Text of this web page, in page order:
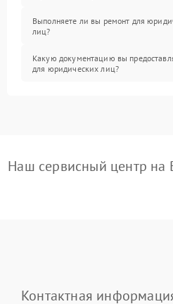
Выполняете ли вы ремонт для
лиц?
Какую документацию вы
для юридических лиц?
Наш сервисный центр на
Контактная